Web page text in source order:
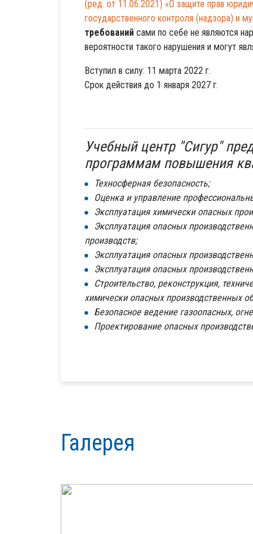
(ред. от 11.06.2021) «О защите прав
государственного контроля (надзора) и
требований сами по себе не являются
вероятности такого нарушения и могут
Вступил в силу: 11 марта 2022 г.
Срок действия до 1 января 2027 г.
Учебный центр "Сигур"
программам повышения
Техносферная безопасность;
Оценка и управление
Эксплуатация химически опасных
Эксплуатация опасных
производств;
Эксплуатация опасных
Эксплуатация опасных
Строительство, реконструкция,
химически опасных производственных
Безопасное ведение газоопасных,
Проектирование опасных
Галерея